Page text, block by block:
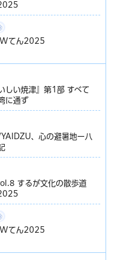
てん2025
しい焼津』第1部 すべて
に通ず
YAIDZU、心の避暑地ー八
するが文化の散歩道
てん2025